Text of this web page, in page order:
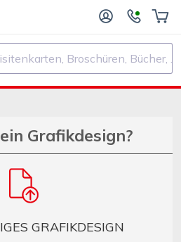
Broschüren, Bücher, ...)
Grafikdesign?
GRAFIKDESIGN